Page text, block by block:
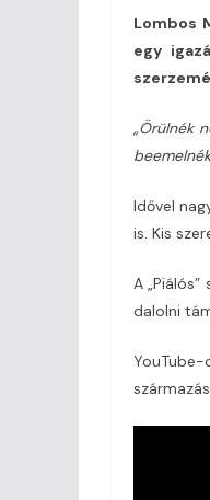
Lombos
egy
„Örülnék
Idővel
is. Kis
A
dalolni